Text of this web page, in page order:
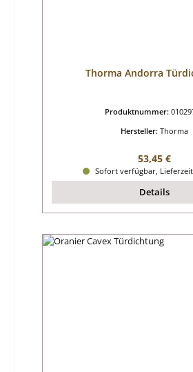
Thorma Andorra
Produktnummer:
Hersteller: Thorma
Regulärer
53,45 €
Sofort verfügbar,
Details